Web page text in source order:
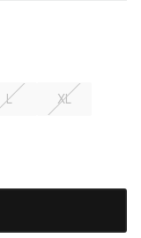
L XL